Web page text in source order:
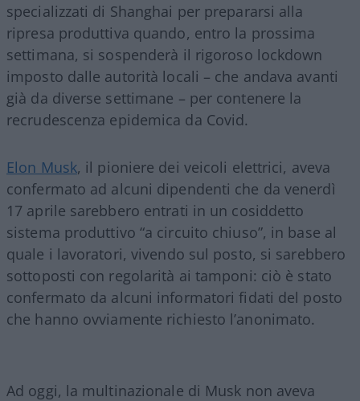
specializzati di Shanghai per prepararsi alla
ripresa produttiva quando, entro la prossima
settimana, si sospenderà il rigoroso lockdown
imposto dalle autorità locali – che andava avanti
già da diverse settimane – per contenere la
recrudescenza epidemica da Covid.
Elon Musk, il pioniere dei veicoli elettrici, aveva
confermato ad alcuni dipendenti che da venerdì
17 aprile sarebbero entrati in un cosiddetto
sistema produttivo “a circuito chiuso”, in base al
quale i lavoratori, vivendo sul posto, si sarebbero
sottoposti con regolarità ai tamponi: ciò è stato
confermato da alcuni informatori fidati del posto
che hanno ovviamente richiesto l’anonimato.
Ad oggi, la multinazionale di Musk non aveva